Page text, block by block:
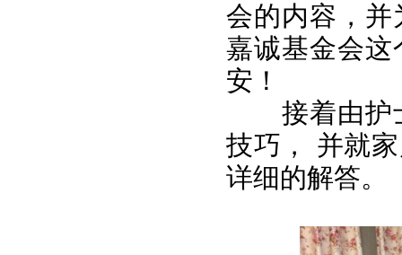
会的内容，
嘉诚基金会
安！
接着由护士
技巧， 并就
详细的解答。